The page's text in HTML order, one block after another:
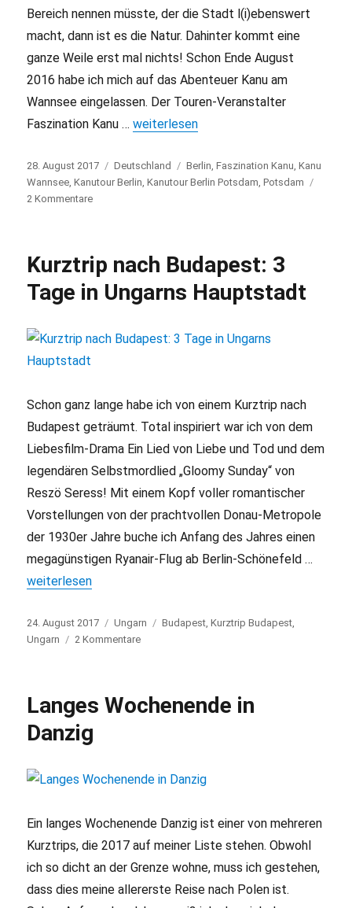
Bereich nennen müsste, der die Stadt l(i)ebenswert
macht, dann ist es die Natur. Dahinter kommt eine
ganze Weile erst mal nichts! Schon Ende August
2016 habe ich mich auf das Abenteuer Kanu am
Wannsee eingelassen. Der Touren-Veranstalter
Faszination Kanu …„Faszination Kanu am Wannsee“
weiterlesen
Veröffentlicht
am
28. August 2017 Kategorien
Deutschland Schlagwörter
Berlin ,Faszination Kanu ,Kanu
Wannsee ,Kanutour Berlin ,Kanutour Berlin Potsdam ,Potsdam
2 Kommentare
Wannsee
Kurztrip nach Budapest: 3
Tage in Ungarns Hauptstadt
Schon ganz lange habe ich von einem Kurztrip nach
Budapest geträumt. Total inspiriert war ich von dem
Liebesfilm-Drama Ein Lied von Liebe und Tod und dem
legendären Selbstmordlied „Gloomy Sunday“ von
Reszö Seress! Mit einem Kopf voller romantischer
Vorstellungen von der prachtvollen Donau-Metropole
der 1930er Jahre buche ich Anfang des Jahres einen
megagünstigen Ryanair-Flug ab Berlin-Schönefeld …
„Kurztrip nach Budapest: 3 Tage in Ungarns Hauptstadt“
weiterlesen
Veröffentlicht
am
24. August 2017 Kategorien
Ungarn Schlagwörter
Budapest ,Kurztrip Budapest
Ungarn
2 Kommentare
3
Langes Wochenende in
Danzig
Ein langes Wochenende Danzig ist einer von mehreren
Kurztrips, die 2017 auf meiner Liste stehen. Obwohl
ich so dicht an der Grenze wohne, muss ich gestehen,
dass dies meine allererste Reise nach Polen ist.